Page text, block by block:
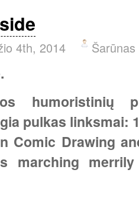
4th, 2014 Šarūnas
humoristinių
pulkas linksmai:
Comic Drawing
marching